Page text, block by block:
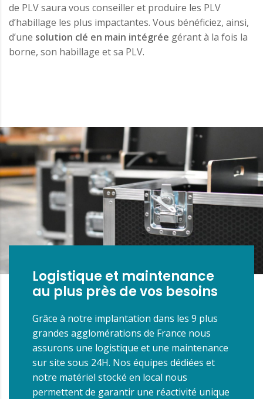
de PLV saura vous conseiller et produire les PLV
d’habillage les plus impactantes. Vous bénéficiez, ainsi,
d’une solution clé en main intégrée gérant à la fois la
borne, son habillage et sa PLV.
Logistique et maintenance
au plus près de vos besoins
Grâce à notre implantation dans les 9 plus
grandes agglomérations de France nous
assurons une logistique et une maintenance
sur site sous 24H. Nos équipes dédiées et
notre matériel stocké en local nous
permettent de garantir une réactivité unique